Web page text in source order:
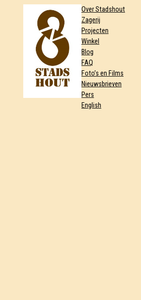
Over Stadshout
Zagerij
Projecten
Winkel
Blog
FAQ
Foto’s en Films
Nieuwsbrieven
Pers
English